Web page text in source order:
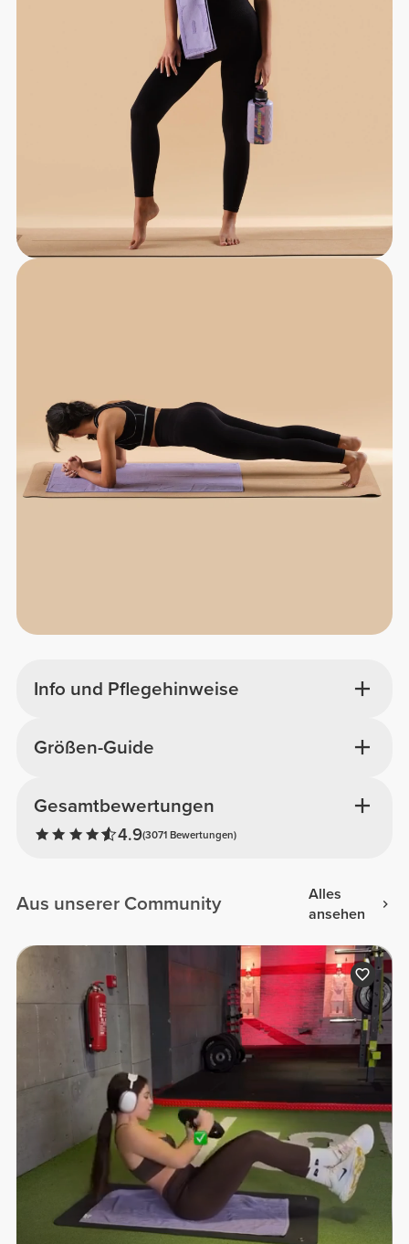
Info und Pflegehinweise
Gesamtbewertungen
4.9(3071 Bewertungen)
Größen-Guide
Aus unserer Community
Alles
ansehen